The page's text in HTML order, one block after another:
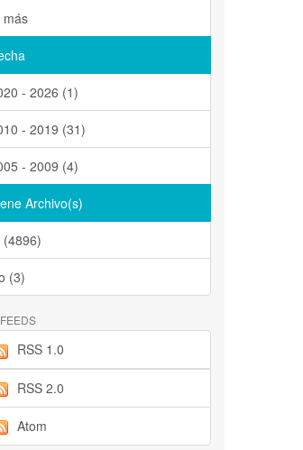
más
- 2026 (1)
- 2019 (31)
- 2009 (4)
Archivo(s)
(4896)
(3)
RSS 1.0
RSS 2.0
Atom